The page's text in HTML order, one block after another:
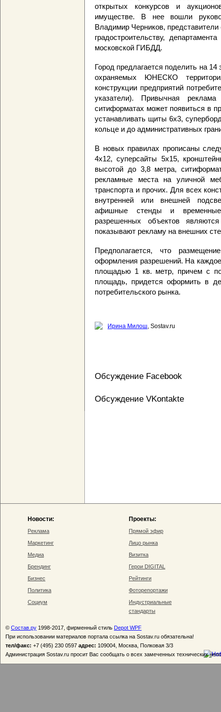
открытых конкурсов и
имуществе. В нее вошли
Владимир Черников,
градостроительству,
московской ГИБДД.
Город предлагается поделить на
охраняемых ЮНЕСКО
конструкции предприятий
указатели). Привычная
ситиформатах может появиться в
устанавливать щиты 6х3,
кольце и до административных
В новых правилах прописаны
4х12, суперсайты 5х15,
высотой до 3,8 метра,
рекламные места на уличной
транспорта и прочих. Для всех
внутренней или внешней
афишные стенды и
разрешенных объектов
показывают рекламу на внешних
Предполагается, что
оформления разрешений. На
площадью 1 кв. метр, причем с
площадь, придется оформить в
потребительского рынка.
Ирина Милош, Sostav.ru
Обсуждение Facebook
Обсуждение VKontakte
Новости:
Реклама
Маркетинг
Медиа
Брендинг
Бизнес
Политика
Социум
Проекты:
Прямой эфир
Лицо рынка
Визитка
Герои DIGITAL
Рейтинги
Фоторепортажи
Индустриальные
стандарты
© Состав.ру 1998-2017, фирменный стиль Depot WPF
При использовании материалов портала ссылка на Sostav.ru обязательна!
тел/факс: +7 (495) 230 0597 адрес: 109004, Москва, Полковая 3/3
Администрация Sostav.ru просит Вас сообщать о всех замеченных технических